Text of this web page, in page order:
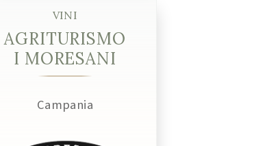
VINI
AGRITURISMO
I MORESANI
Campania